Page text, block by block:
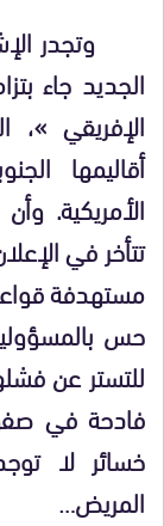
وتجدر
الجديد جاء
الإفريقي »،
أقاليمها
الأمريكية.
تتأخر في
مستهدفة
حس
للتستر عن
فادحة في
خسائر لا
المريض…